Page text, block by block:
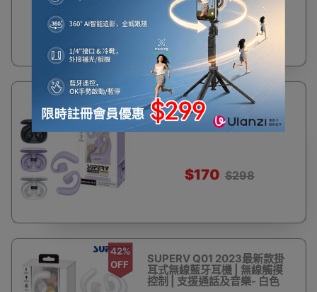
$170 $298
42%
OFF
SUPERV Q01 2023最新款掛
耳式無線藍牙耳機 | 無線觸摸
控制 | 支援通話及音樂- 紫色
$170 $298
42%
OFF
SUPERV Q01 2023最新款掛
耳式無線藍牙耳機 | 無線觸摸
控制 | 支援通話及音樂- 白色